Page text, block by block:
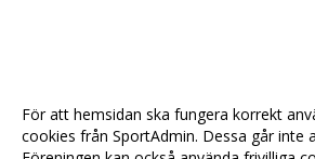
För att hemsidan ska fungera korrekt
cookies från SportAdmin. Dessa går inte